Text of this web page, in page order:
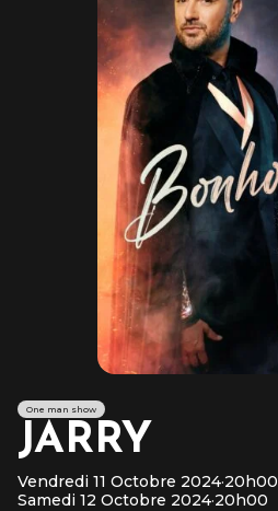
One man show
JARRY
Vendredi 11 Octobre 2024·20h00
Samedi 12 Octobre 2024·20h00